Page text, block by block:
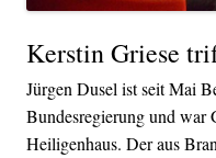
Kerstin Griese
Jürgen Dusel ist seit Mai
Bundesregierung und
Heiligenhaus. Der aus